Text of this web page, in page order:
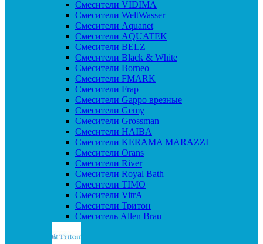
Cмесители VIDIMA
Cмесители WeltWasser
Смесители Aquanet
Смесители AQUATEK
Смесители BELZ
Смесители Black & White
Смесители Borneo
Смесители FMARK
Смесители Frap
Смесители Gappo врезные
Смесители Gemy
Смесители Grossman
Смесители HAIBA
Смесители KERAMA MARAZZI
Смесители Orans
Смесители River
Смесители Royal Bath
Смесители TIMO
Смесители VitrA
Смесители Тритон
Смеситель Allen Brau